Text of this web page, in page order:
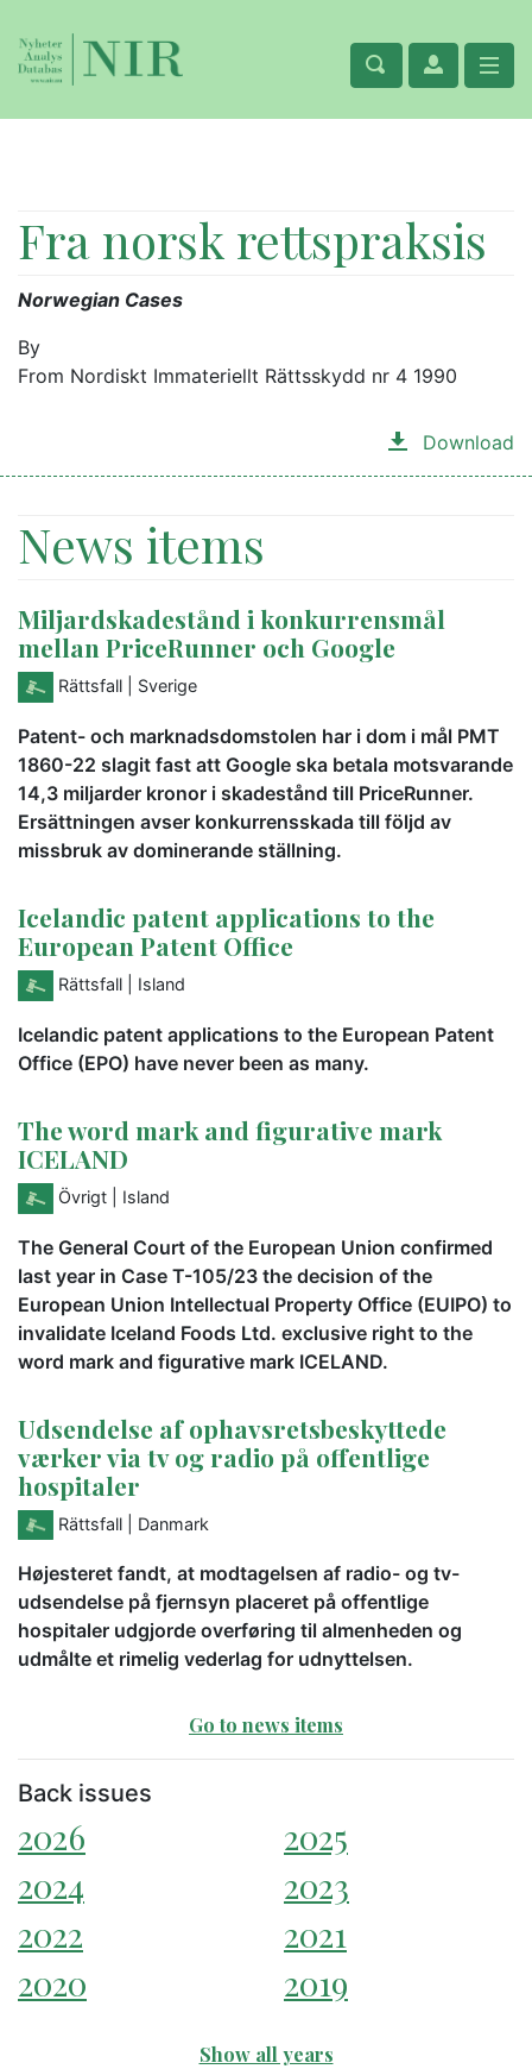
Fra norsk rettspraksis
Norwegian Cases
By
From Nordiskt Immateriellt Rättsskydd nr 4 1990
Download
News items
Miljardskadestånd i konkurrensmål
mellan PriceRunner och Google
Rättsfall | Sverige
Patent- och marknadsdomstolen har i dom i mål PMT
1860-22 slagit fast att Google ska betala motsvarande
14,3 miljarder kronor i skadestånd till PriceRunner.
Ersättningen avser konkurrensskada till följd av
missbruk av dominerande ställning.
Icelandic patent applications to the
European Patent Office
Rättsfall | Island
Icelandic patent applications to the European Patent
Office (EPO) have never been as many.
The word mark and figurative mark
ICELAND
Övrigt | Island
The General Court of the European Union confirmed
last year in Case T-105/23 the decision of the
European Union Intellectual Property Office (EUIPO) to
invalidate Iceland Foods Ltd. exclusive right to the
word mark and figurative mark ICELAND.
Udsendelse af ophavsretsbeskyttede
værker via tv og radio på offentlige
hospitaler
Rättsfall | Danmark
Højesteret fandt, at modtagelsen af radio- og tv-
udsendelse på fjernsyn placeret på offentlige
hospitaler udgjorde overføring til almenheden og
udmålte et rimelig vederlag for udnyttelsen.
Go to news items
Back issues
2026
2025
2024
2023
2022
2021
2020
2019
Show all years